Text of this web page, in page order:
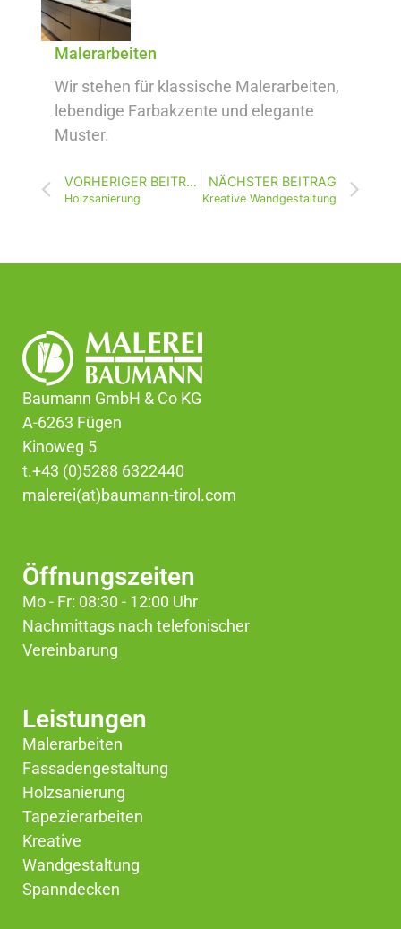
Malerarbeiten
Wir stehen für klassische Malerarbeiten,
lebendige Farbakzente und elegante
Muster.
VORHERIGER BEITRAG
Holzsanierung
NÄCHSTER BEITRAG
Kreative Wandgestaltung
Baumann GmbH & Co KG
A-6263 Fügen
Kinoweg 5
t.+43 (0)5288 6322440
malerei(at)baumann-tirol.com
Öffnungszeiten
Mo - Fr: 08:30 - 12:00 Uhr
Nachmittags nach telefonischer
Vereinbarung
Leistungen
Malerarbeiten
Fassadengestaltung
Holzsanierung
Tapezierarbeiten
Kreative
Wandgestaltung
Spanndecken